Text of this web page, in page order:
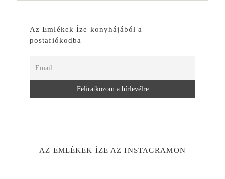
Az Emlékek Íze konyhájából a
postafiókodba
AZ EMLÉKEK ÍZE AZ INSTAGRAMON